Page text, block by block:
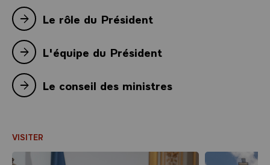
Le rôle du Président
L'équipe du Président
Le conseil des ministres
VISITER